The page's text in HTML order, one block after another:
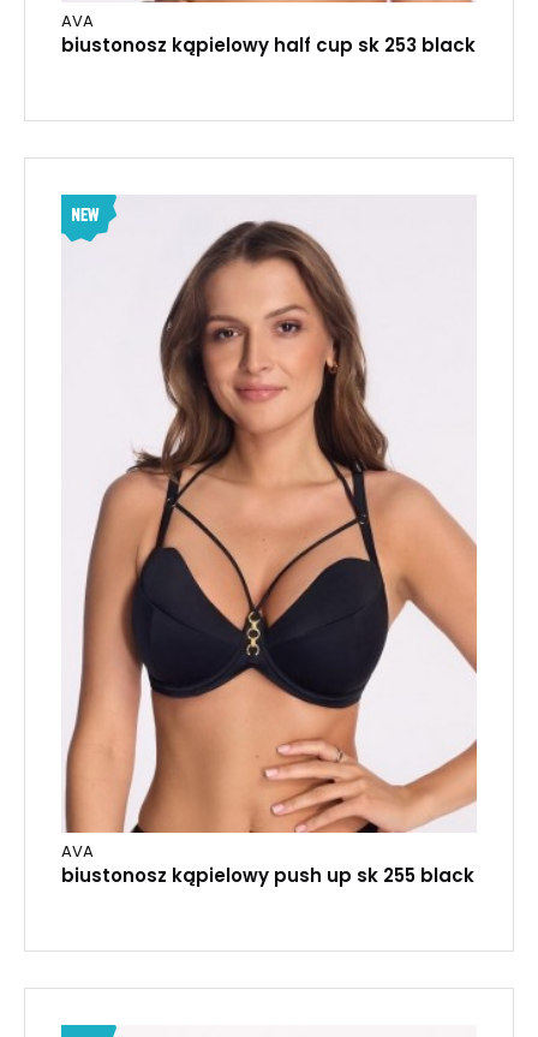
AVA
biustonosz kąpielowy half cup sk 253 black
AVA
biustonosz kąpielowy push up sk 255 black